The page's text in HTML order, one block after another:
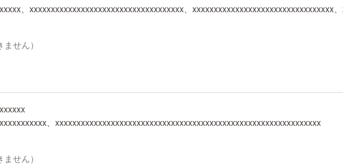
、xxxxxxxxxxxxxxxxxxxxxxxxxxxxxxxxxxxx、xxxxxxxxxxxxxxxxxxxxxxxxxxxxxxxxx、
せん）
、xxxxxxxxxxxxxxxxxxxxxxxxxxxxxxxxxxxxxxxxxxxxxxxxxxxxxxxxxxxxxx
せん）